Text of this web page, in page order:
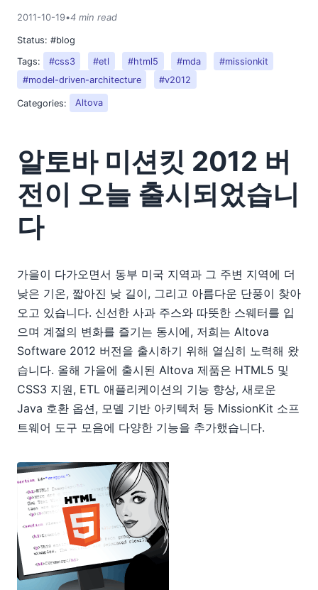
2011-10-19•4 min read
Status: #blog
Tags:
#css3 #etl #html5 #mda
#missionkit
#model-driven-architecture
#v2012
Categories: Altova
알토바 미션킷 2012 버
전이 오늘 출시되었습니
다
가을이 다가오면서 동부 미국 지역과 그 주변 지역에 더
낮은 기온, 짧아진 낮 길이, 그리고 아름다운 단풍이 찾아
오고 있습니다. 신선한 사과 주스와 따뜻한 스웨터를 입
으며 계절의 변화를 즐기는 동시에, 저희는 Altova
Software 2012 버전을 출시하기 위해 열심히 노력해 왔
습니다. 올해 가을에 출시된 Altova 제품은 HTML5 및
CSS3 지원, ETL 애플리케이션의 기능 향상, 새로운
Java 호환 옵션, 모델 기반 아키텍처 등 MissionKit 소프
트웨어 도구 모음에 다양한 기능을 추가했습니다.